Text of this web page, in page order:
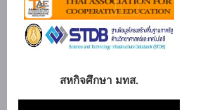
สหกิจศึกษา มทส.